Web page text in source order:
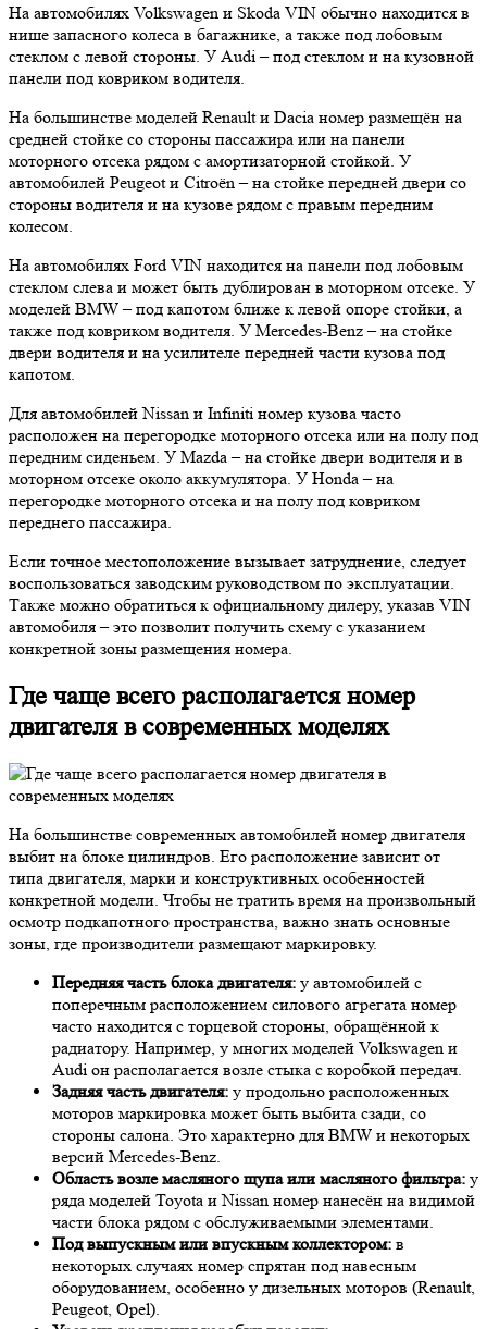
На автомобилях Volkswagen и Skoda VIN обычно находится в
нише запасного колеса в багажнике, а также под лобовым
стеклом с левой стороны. У Audi – под стеклом и на кузовной
панели под ковриком водителя.
На большинстве моделей Renault и Dacia номер размещён на
средней стойке со стороны пассажира или на панели
моторного отсека рядом с амортизаторной стойкой. У
автомобилей Peugeot и Citroën – на стойке передней двери со
стороны водителя и на кузове рядом с правым передним
колесом.
На автомобилях Ford VIN находится на панели под лобовым
стеклом слева и может быть дублирован в моторном отсеке. У
моделей BMW – под капотом ближе к левой опоре стойки, а
также под ковриком водителя. У Mercedes-Benz – на стойке
двери водителя и на усилителе передней части кузова под
капотом.
Для автомобилей Nissan и Infiniti номер кузова часто
расположен на перегородке моторного отсека или на полу под
передним сиденьем. У Mazda – на стойке двери водителя и в
моторном отсеке около аккумулятора. У Honda – на
перегородке моторного отсека и на полу под ковриком
переднего пассажира.
Если точное местоположение вызывает затруднение, следует
воспользоваться заводским руководством по эксплуатации.
Также можно обратиться к официальному дилеру, указав VIN
автомобиля – это позволит получить схему с указанием
конкретной зоны размещения номера.
Где чаще всего располагается номер
двигателя в современных моделях
На большинстве современных автомобилей номер двигателя
выбит на блоке цилиндров. Его расположение зависит от
типа двигателя, марки и конструктивных особенностей
конкретной модели. Чтобы не тратить время на произвольный
осмотр подкапотного пространства, важно знать основные
зоны, где производители размещают маркировку.
Передняя часть блока двигателя: у автомобилей с
поперечным расположением силового агрегата номер
часто находится с торцевой стороны, обращённой к
радиатору. Например, у многих моделей Volkswagen и
Audi он располагается возле стыка с коробкой передач.
Задняя часть двигателя: у продольно расположенных
моторов маркировка может быть выбита сзади, со
стороны салона. Это характерно для BMW и некоторых
версий Mercedes-Benz.
Область возле масляного щупа или масляного фильтра: у
ряда моделей Toyota и Nissan номер нанесён на видимой
части блока рядом с обслуживаемыми элементами.
Под выпускным или впускным коллектором: в
некоторых случаях номер спрятан под навесным
оборудованием, особенно у дизельных моторов (Renault,
Peugeot, Opel).